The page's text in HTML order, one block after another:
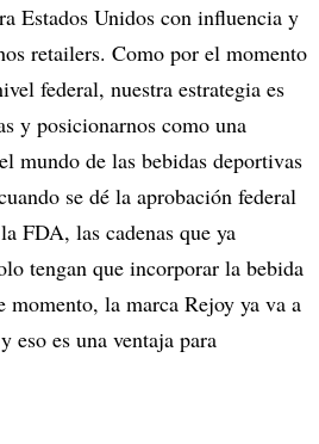
Estados Unidos con influencia y
retailers. Como por el momento
federal, nuestra estrategia es
y posicionarnos como una
mundo de las bebidas deportivas
se dé la aprobación federal
FDA, las cadenas que ya
tengan que incorporar la bebida
momento, la marca Rejoy ya va a
eso es una ventaja para